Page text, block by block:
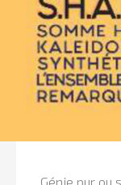
Génie pur ou